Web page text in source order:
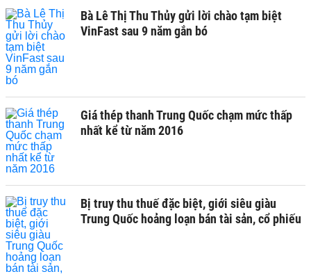
Bà Lê Thị Thu Thủy gửi lời chào tạm biệt
VinFast sau 9 năm gắn bó
Giá thép thanh Trung Quốc chạm mức thấp
nhất kể từ năm 2016
Bị truy thu thuế đặc biệt, giới siêu giàu
Trung Quốc hoảng loạn bán tài sản, cổ phiếu